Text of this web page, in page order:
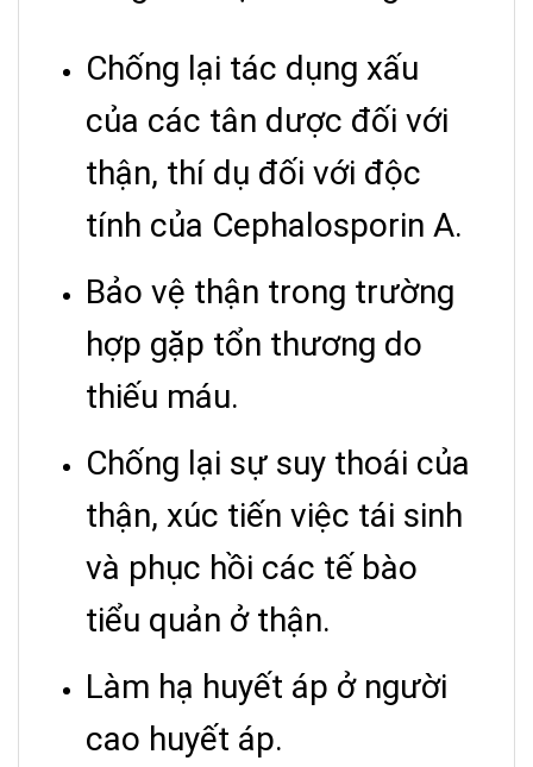
Chống lại tác dụng xấu
của các tân dược đối với
thận, thí dụ đối với độc
tính của Cephalosporin A.
Bảo vệ thận trong trường
hợp gặp tổn thương do
thiếu máu.
Chống lại sự suy thoái của
thận, xúc tiến việc tái sinh
và phục hồi các tế bào
tiểu quản ở thận.
Làm hạ huyết áp ở người
cao huyết áp.